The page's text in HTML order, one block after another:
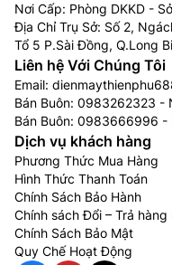
Nơi Cấp: Phòng DKKD -
Địa Chỉ Trụ Sở: Số 2,
Tổ 5 P.Sài Đồng, Q.Long
Liên hệ Với Chúng Tôi
Email:
Bán Buôn: 0983262323 -
Bán Buôn: 0983666996 -
Dịch vụ khách hàng
Phương Thức Mua Hàng
Hình Thức Thanh Toán
Chính Sách Bảo Hành
Chính sách Đổi – Trả hàng
Chính Sách Bảo Mật
Quy Chế Hoạt Động